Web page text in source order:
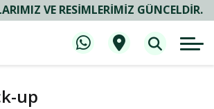
VE RESIMLERIMIZ GÜNCELDIR.
up